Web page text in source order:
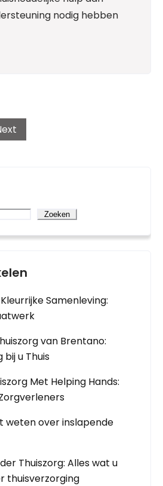
nodig hebben
Zoeken
Samenleving:
van Brentano:
bij u Thuis
Met Helping Hands:
weten over inslapende
Thuiszorg: Alles wat u
thuisverzorging